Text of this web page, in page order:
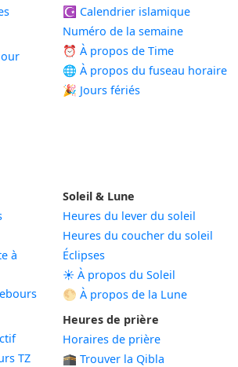
☪️ Calendrier islamique
Numéro de la semaine
⏰ À propos de Time
🌐 À propos du fuseau horaire
🎉 Jours fériés
à
TZ
Soleil & Lune
Heures du lever du soleil
Heures du coucher du soleil
Éclipses
☀️ À propos du Soleil
🌕 À propos de la Lune
Heures de prière
Horaires de prière
🕋 Trouver la Qibla